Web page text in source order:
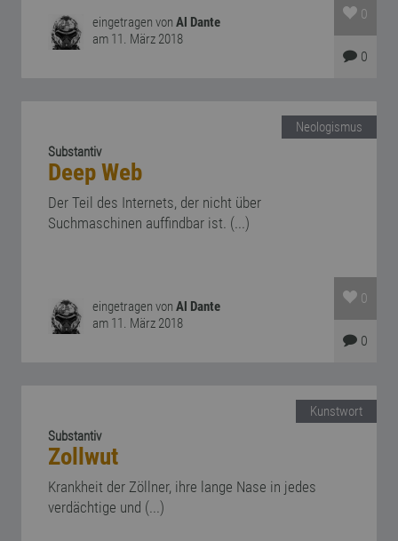
eingetragen vonAl Dante
am 11. März 2018
0
0
Neologismus
Substantiv
Deep Web
Der Teil des Internets, der nicht über
Suchmaschinen auffindbar ist. (...)
eingetragen vonAl Dante
am 11. März 2018
0
0
Kunstwort
Substantiv
Zollwut
Krankheit der Zöllner, ihre lange Nase in jedes
verdächtige und (...)